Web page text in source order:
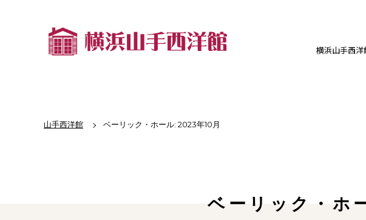
横浜山手西
山手西洋館 ベーリック・ホール: 2023年10月
ベーリック・ホ